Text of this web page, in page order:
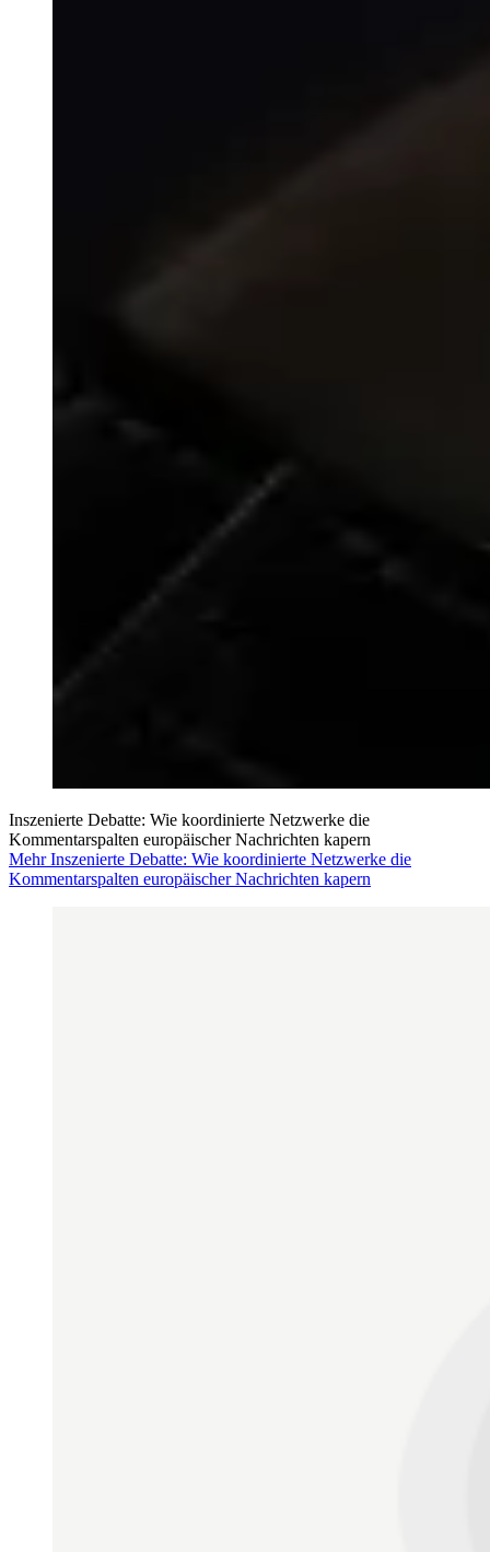
Inszenierte Debatte: Wie koordinierte Netzwerke die
Kommentarspalten europäischer Nachrichten kapern
Mehr Inszenierte Debatte: Wie koordinierte Netzwerke die
Kommentarspalten europäischer Nachrichten kapern